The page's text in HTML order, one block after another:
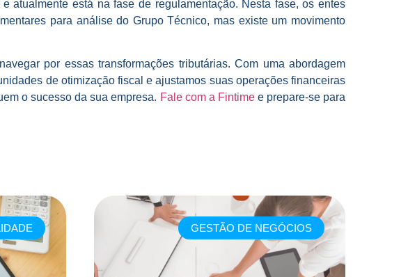
atualmente está na fase de regulamentação. Nesta fase, os entes
para análise do Grupo Técnico, mas existe um movimento
por essas transformações tributárias. Com uma abordagem
de otimização fiscal e ajustamos suas operações financeiras
o sucesso da sua empresa. Fale com a Fintimee prepare-se para
GESTÃO DE NEGÓCIOS